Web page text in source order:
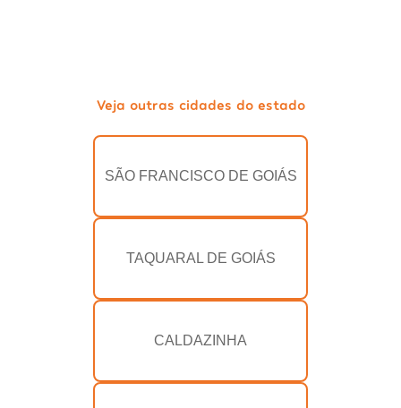
Veja outras cidades do estado
SÃO FRANCISCO DE GOIÁS
TAQUARAL DE GOIÁS
CALDAZINHA